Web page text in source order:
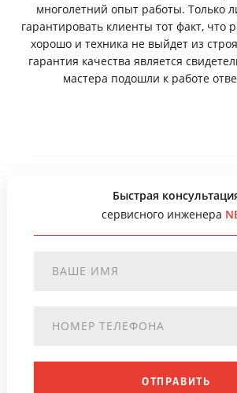
многолетний опыт работы. Только
гарантировать клиенты тот факт, что
хорошо и техника не выйдет из
гарантия качества является
мастера подошли к работе
Быстрая
сервисного инженера
ОТПРАВИТЬ